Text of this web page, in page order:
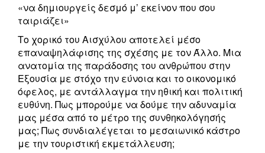
«να δημιουργείς δεσμό μ’ εκείνον που σου
ταιριάζει»
Το χορικό του Αισχύλου αποτελεί μέσο
επαναψηλάφισης της σχέσης με τον Άλλο. Μια
ανατομία της παράδοσης του ανθρώπου στην
Εξουσία με στόχο την εύνοια και το οικονομικό
όφελος, με αντάλλαγμα την ηθική και πολιτική
ευθύνη. Πως μπορούμε να δούμε την αδυναμία
μας μέσα από το μέτρο της συνθηκολόγησής
μας; Πως συνδιαλέγεται το μεσαιωνικό κάστρο
με την τουριστική εκμετάλλευση;